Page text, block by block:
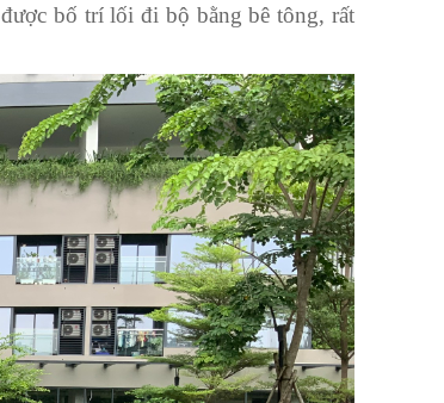
bố trí lối đi bộ bằng bê tông, rất